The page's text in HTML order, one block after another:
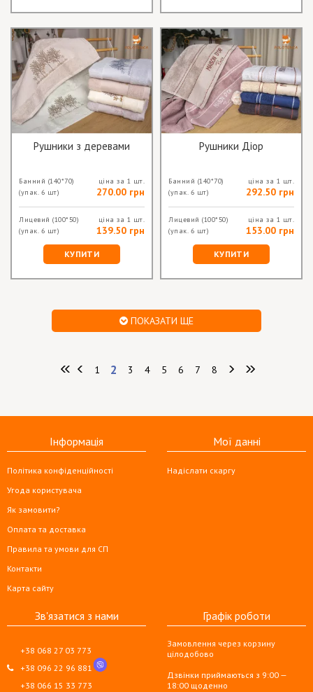
Рушники з деревами
Банний (140*70)
(упак. 6 шт)
ціна за 1 шт.
270.00 грн
Лицевий (100*50)
(упак. 6 шт)
ціна за 1 шт.
139.50 грн
КУПИТИ
Рушники Діор
Банний (140*70)
(упак. 6 шт)
ціна за 1 шт.
292.50 грн
Лицевий (100*50)
(упак. 6 шт)
ціна за 1 шт.
153.00 грн
КУПИТИ
ПОКАЗАТИ ЩЕ
1 2 3 4 5 6 7 8
Інформація
Політика конфіденційності
Угода користувача
Як замовити?
Оплата та доставка
Правила та умови для СП
Контакти
Карта сайту
Мої данні
Надіслати скаргу
Зв'язатися з нами
+38 068 27 03 773
+38 096 22 96 881
+38 066 15 33 773
Графік роботи
Замовлення через корзину
цілодобово
Дзвінки приймаються з 9:00 —
18:00 щоденно